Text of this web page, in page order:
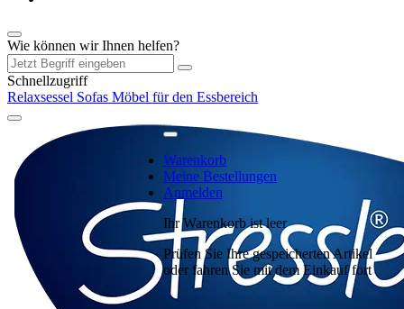
Wie können wir Ihnen helfen?
Schnellzugriff
Relaxsessel Sofas Möbel für den Essbereich
Warenkorb
Meine Bestellungen
Anmelden
Ihr Warenkorb ist leer
Prüfen Sie Ihre gespeicherten Artikel
oder fahren Sie mit dem Einkauf fort